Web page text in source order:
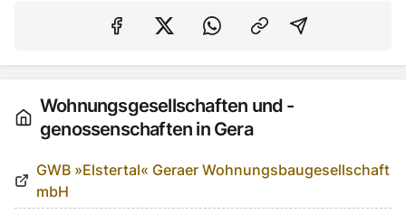
Wohnungsgesellschaften und -
genossenschaften in Gera
GWB »Elstertal« Geraer Wohnungsbaugesellschaft
mbH